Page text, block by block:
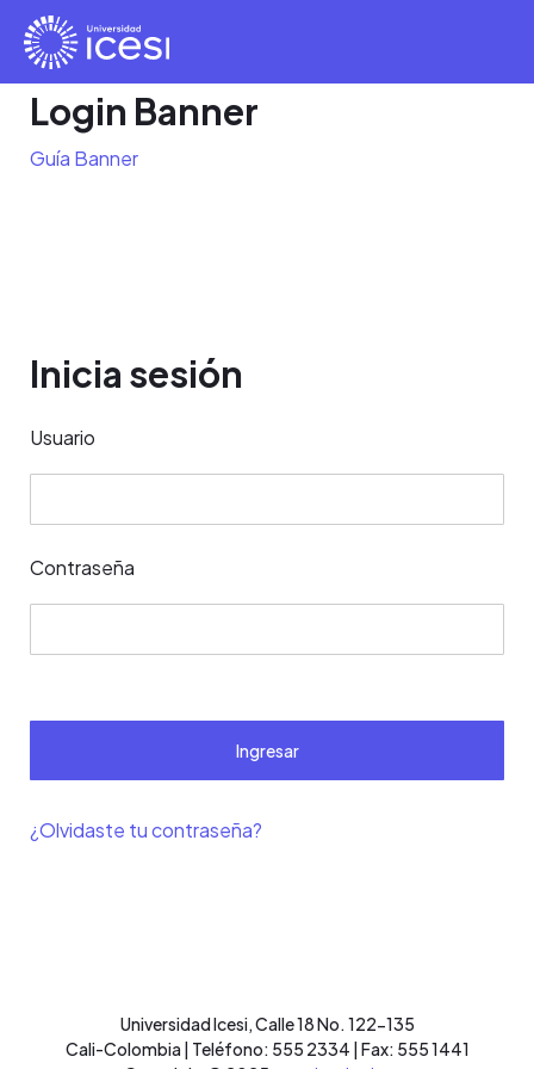
Login Banner
Guía Banner
Inicia sesión
Usuario
Contraseña
Ingresar
¿Olvidaste tu contraseña?
Universidad Icesi, Calle 18 No. 122-135
Cali-Colombia | Teléfono: 555 2334 | Fax: 555 1441